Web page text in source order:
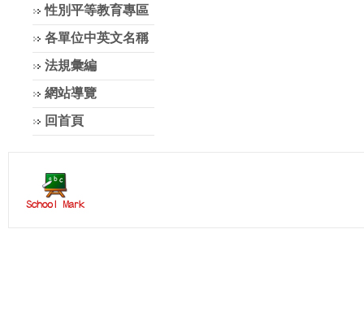
性別平等教育專區
各單位中英文名稱
法規彙編
網站導覽
回首頁